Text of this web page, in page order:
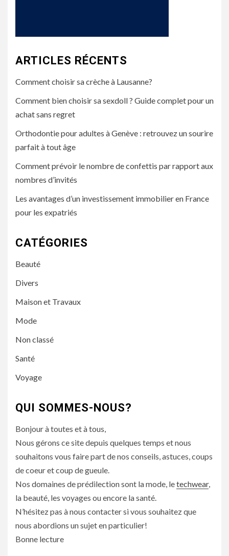
ARTICLES RÉCENTS
Comment choisir sa crèche à Lausanne?
Comment bien choisir sa sexdoll ? Guide complet pour un
achat sans regret
Orthodontie pour adultes à Genève : retrouvez un sourire
parfait à tout âge
Comment prévoir le nombre de confettis par rapport aux
nombres d’invités
Les avantages d’un investissement immobilier en France
pour les expatriés
CATÉGORIES
Beauté
Divers
Maison et Travaux
Mode
Non classé
Santé
Voyage
QUI SOMMES-NOUS?
Bonjour à toutes et à tous,
Nous gérons ce site depuis quelques temps et nous
souhaitons vous faire part de nos conseils, astuces, coups
de coeur et coup de gueule.
Nos domaines de prédilection sont la mode, letechwear,
la beauté, les voyages ou encore la santé.
N’hésitez pas à nous contacter si vous souhaitez que
nous abordions un sujet en particulier!
Bonne lecture